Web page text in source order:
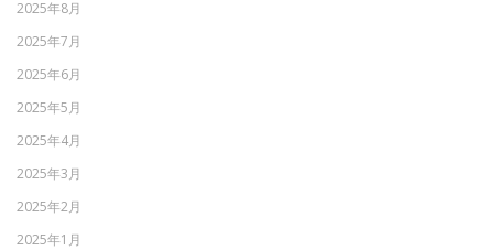
2025年8月
2025年7月
2025年6月
2025年5月
2025年4月
2025年3月
2025年2月
2025年1月